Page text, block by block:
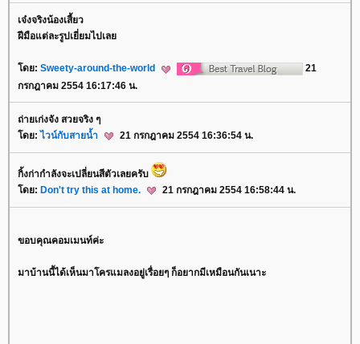
เจ๋งจริงน้องเสี้ยว
ฝีมือแต่ละรูปเยี่ยมไปเล
ดย: Sweety-around-the-world
21
กรกฎาคม 2554 16:17:46 น.
ถ่ายเก่งจัง สวยจริง ๆ
ดย:ไวน์กับสายน้ำ 21 กรกฎาคม 2554 16:36:54 น.
กิ้งก่ากำลังจะเปลี่ยนสีตัวเลยครับ
ดย: Don't try this at home. 21 กรกฎาคม 2554 16:58:44 น.
ขอบคุณคอมเมนท์ค่ะ
มาบ้านนี้ได้เห็นมาโครแมลงอยู่เรื่อยๆ ก็อยากมีเหมือนกันเนาะ